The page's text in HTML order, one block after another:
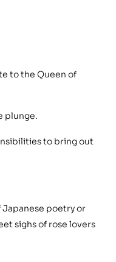
to the Queen of
plunge.
to bring out
Japanese poetry or
sighs of rose lovers